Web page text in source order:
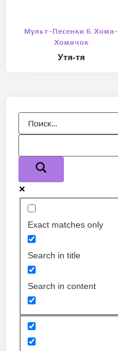
Мульт-Песенки 6. Хома-
Хомячок
Утя-тя
Exact matches only
Search in title
Search in content